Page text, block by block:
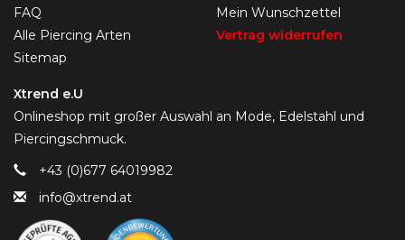
FAQ
Alle Piercing Arten
Sitemap
Mein Wunschzettel
Vertrag widerrufen
Xtrend e.U
Onlineshop mit großer Auswahl an Mode, Edelstahl und
Piercingschmuck.
+43 (0)677 64019982
info@xtrend.at